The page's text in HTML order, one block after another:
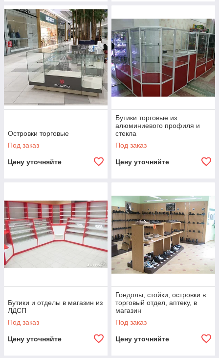
Островки торговые
Под заказ
Цену уточняйте
Бутики торговые из
алюминиевого профиля и
стекла
Под заказ
Цену уточняйте
Бутики и отделы в магазин из
ЛДСП
Под заказ
Цену уточняйте
Гондолы, стойки, островки в
торговый отдел, аптеку, в
магазин
Под заказ
Цену уточняйте